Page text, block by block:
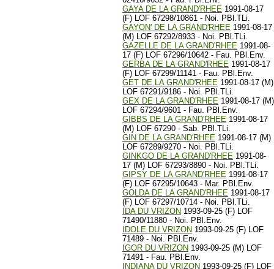
GAYA DE LA GRAND'RHEE 1991-08-17
(F) LOF 67298/10861 - Noi. PBl.TLi.
GAYON' DE LA GRAND'RHEE 1991-08-17
(M) LOF 67292/8933 - Noi. PBl.TLi.
GAZELLE DE LA GRAND'RHEE 1991-08-
17 (F) LOF 67296/10642 - Fau. PBl.Env.
GERBA DE LA GRAND'RHEE 1991-08-17
(F) LOF 67299/11141 - Fau. PBl.Env.
GET DE LA GRAND'RHEE 1991-08-17 (M)
LOF 67291/9186 - Noi. PBl.TLi.
GEX DE LA GRAND'RHEE 1991-08-17 (M)
LOF 67294/9601 - Fau. PBl.Env.
GIBBS DE LA GRAND'RHEE 1991-08-17
(M) LOF 67290 - Sab. PBl.TLi.
GIN DE LA GRAND'RHEE 1991-08-17 (M)
LOF 67289/9270 - Noi. PBl.TLi.
GINKGO DE LA GRAND'RHEE 1991-08-
17 (M) LOF 67293/8890 - Noi. PBl.TLi.
GIPSY DE LA GRAND'RHEE 1991-08-17
(F) LOF 67295/10643 - Mar. PBl.Env.
GOLDA DE LA GRAND'RHEE 1991-08-17
(F) LOF 67297/10714 - Noi. PBl.TLi.
IDA DU VRIZON 1993-09-25 (F) LOF
71490/11880 - Noi. PBl.Env.
IDOLE DU VRIZON 1993-09-25 (F) LOF
71489 - Noi. PBl.Env.
IGOR DU VRIZON 1993-09-25 (M) LOF
71491 - Fau. PBl.Env.
INDIANA DU VRIZON 1993-09-25 (F) LOF